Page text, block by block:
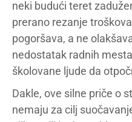
neki budući teret
prerano rezanje
pogoršava, a ne
nedostatak radnih
školovane ljude da
Dakle, ove silne priče o
nemaju za cilj